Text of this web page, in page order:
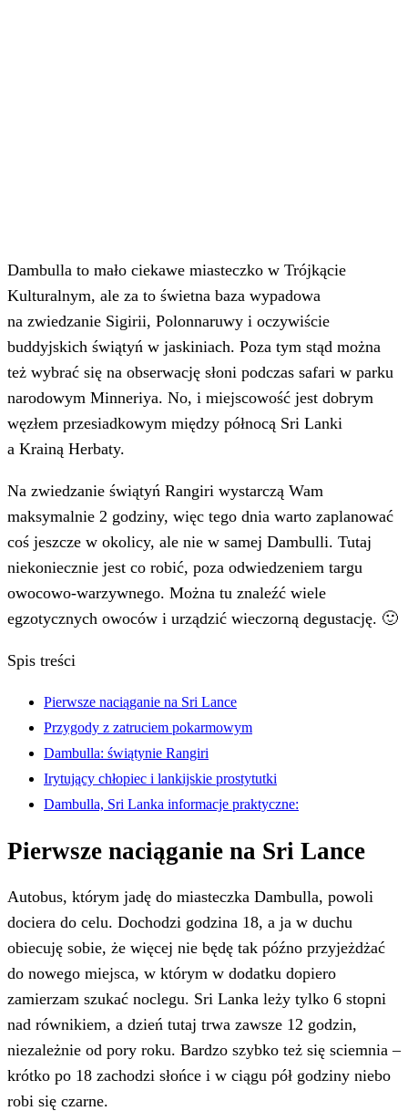
Dambulla to mało ciekawe miasteczko w Trójkącie
Kulturalnym, ale za to świetna baza wypadowa
na zwiedzanie Sigirii, Polonnaruwy i oczywiście
buddyjskich świątyń w jaskiniach. Poza tym stąd można
też wybrać się na obserwację słoni podczas safari w parku
narodowym Minneriya. No, i miejscowość jest dobrym
węzłem przesiadkowym między północą Sri Lanki
a Krainą Herbaty.
Na zwiedzanie świątyń Rangiri wystarczą Wam
maksymalnie 2 godziny, więc tego dnia warto zaplanować
coś jeszcze w okolicy, ale nie w samej Dambulli. Tutaj
niekoniecznie jest co robić, poza odwiedzeniem targu
owocowo-warzywnego. Można tu znaleźć wiele
egzotycznych owoców i urządzić wieczorną degustację. 🙂
Spis treści
Pierwsze naciąganie na Sri Lance
Przygody z zatruciem pokarmowym
Dambulla: świątynie Rangiri
Irytujący chłopiec i lankijskie prostytutki
Dambulla, Sri Lanka informacje praktyczne:
Pierwsze naciąganie na Sri Lance
Autobus, którym jadę do miasteczka Dambulla, powoli
dociera do celu. Dochodzi godzina 18, a ja w duchu
obiecuję sobie, że więcej nie będę tak późno przyjeżdżać
do nowego miejsca, w którym w dodatku dopiero
zamierzam szukać noclegu. Sri Lanka leży tylko 6 stopni
nad równikiem, a dzień tutaj trwa zawsze 12 godzin,
niezależnie od pory roku. Bardzo szybko też się sciemnia –
krótko po 18 zachodzi słońce i w ciągu pół godziny niebo
robi się czarne.